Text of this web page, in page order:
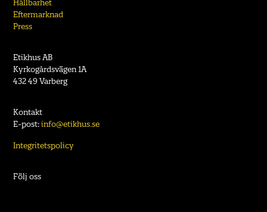
Hållbarhet
Eftermarknad
Press
Etikhus AB
Kyrkogårdsvägen 1A
432 49 Varberg
Kontakt
E-post:info@etikhus.se
Integritetspolicy
Följ oss